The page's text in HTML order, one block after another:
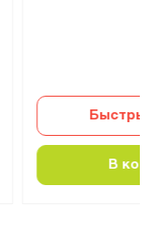
Быстрый
В